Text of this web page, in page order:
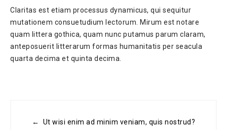
Claritas est etiam processus dynamicus, qui sequitur
mutationem consuetudium lectorum. Mirum est notare
quam littera gothica, quam nunc putamus parum claram,
anteposuerit litterarum formas humanitatis per seacula
quarta decima et quinta decima.
← Ut wisi enim ad minim veniam, quis nostrud?